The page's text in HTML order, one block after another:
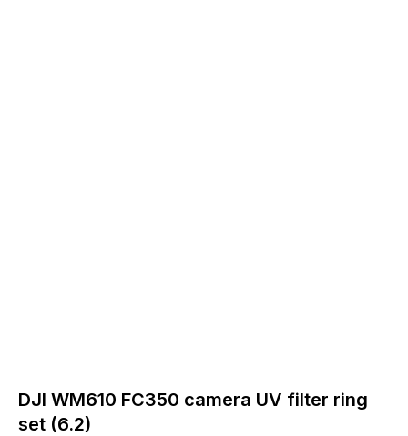
DJI WM610 FC350 camera UV filter ring
set (6.2)